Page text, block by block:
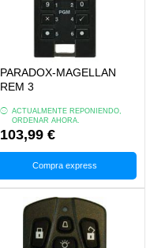
PARADOX-MAGELLAN
REM 3
ACTUALMENTE REPONIENDO,
ORDENAR AHORA.
103,99 €
Compra express